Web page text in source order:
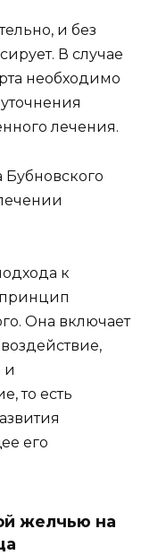
и без
В случае
необходимо
лечения.
к
Она включает
и
то есть
его
желчью на